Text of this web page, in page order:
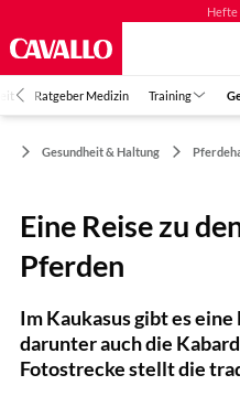
Hefte
Ratgeber Medizin Training
Gesundheit & Haltung
Eine Reise zu
Pferden
Im Kaukasus gibt es
darunter auch die
Fotostrecke stellt die